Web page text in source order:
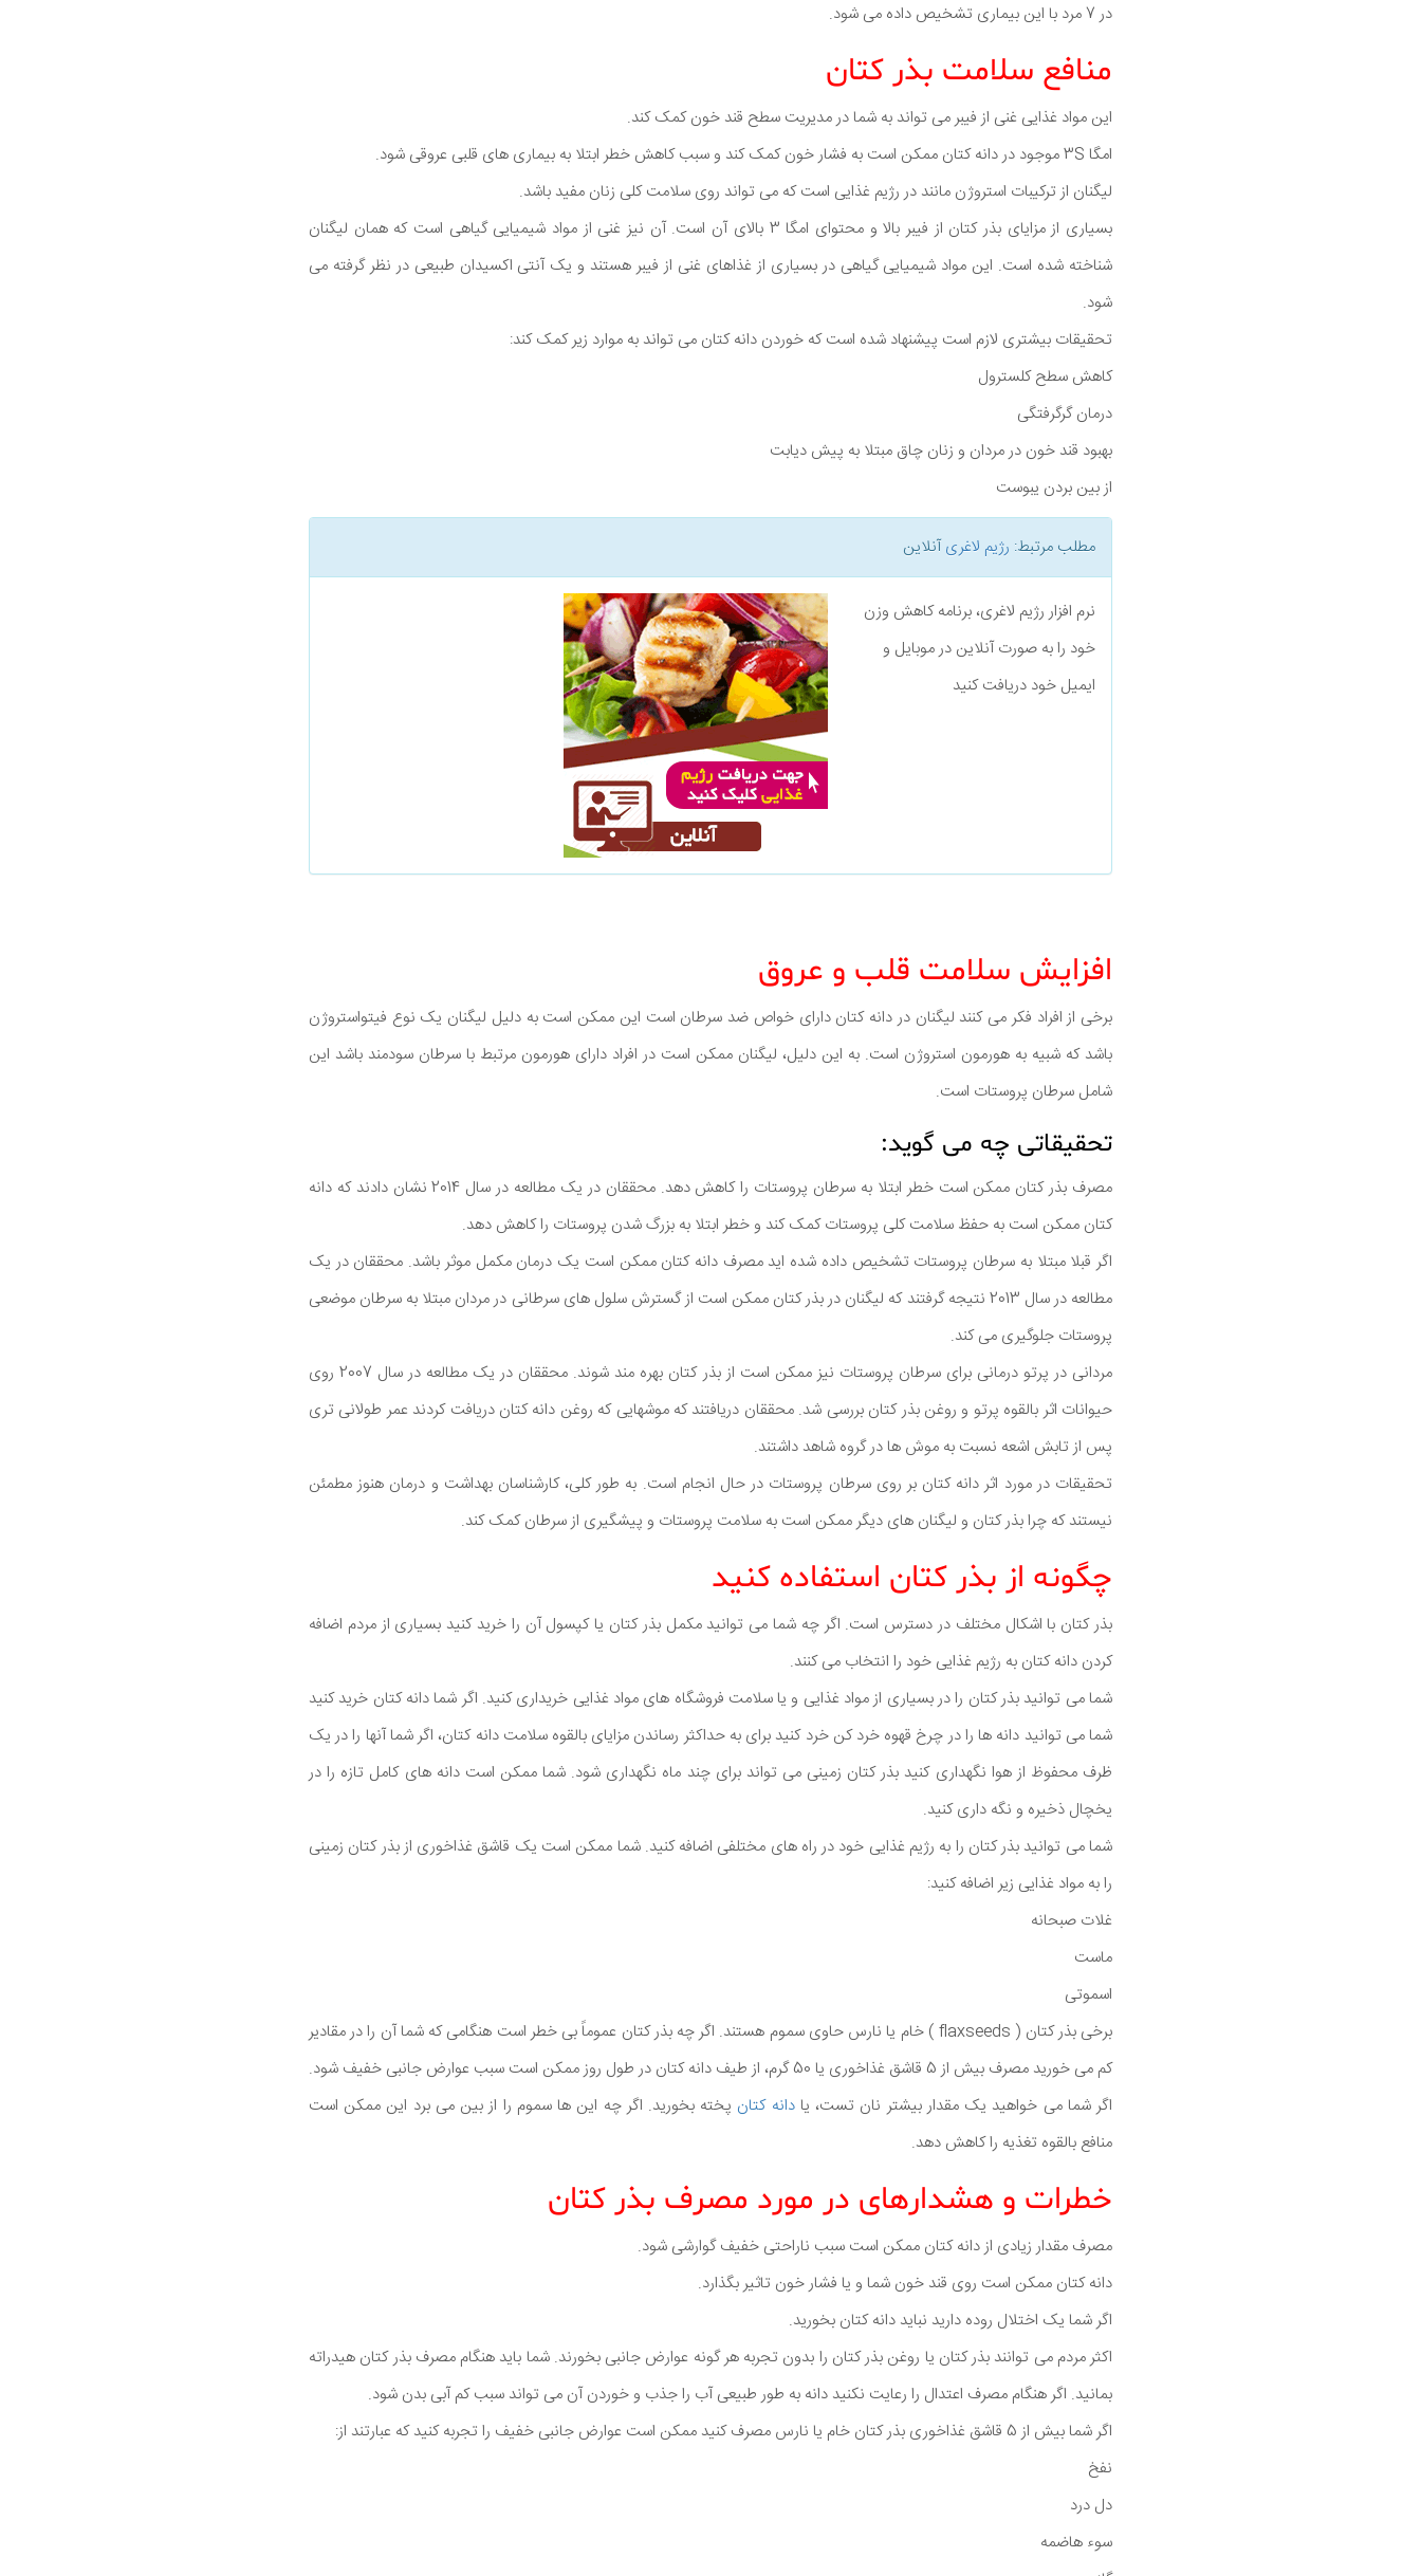
در 7 مرد با این بیماری تشخیص داده می شود.
منافع سلامت بذر کتان
این مواد غذایی غنی از فیبر می تواند به شما در مدیریت سطح قند خون کمک کند.
امگا 3S موجود در دانه کتان ممکن است به فشار خون کمک کند و سبب کاهش خطر ابتلا به بیماری های قلبی عروقی شود.
لیگنان از ترکیبات استروژن مانند در رژیم غذایی است که می تواند روی سلامت کلی زنان مفید باشد.
بسیاری از مزایای بذر کتان از فیبر بالا و محتوای امگا 3 بالای آن است. آن نیز غنی از مواد شیمیایی گیاهی است که همان لیگنان
شناخته شده است. این مواد شیمیایی گیاهی در بسیاری از غذاهای غنی از فیبر هستند و یک آنتی اکسیدان طبیعی در نظر گرفته می
شود.
تحقیقات بیشتری لازم است پیشنهاد شده است که خوردن دانه کتان می تواند به موارد زیر کمک کند:
کاهش سطح کلسترول
درمان گرگرفتگی
بهبود قند خون در مردان و زنان چاق مبتلا به پیش دیابت
از بین بردن یبوست
مطلب مرتبط: رژیم لاغریآنلاین
نرم افزار رژیم لاغری، برنامه کاهش وزن
خود را به صورت آنلاین در موبایل و
ایمیل خود دریافت کنید
افزایش سلامت قلب و عروق
برخی از افراد فکر می کنند لیگنان در دانه کتان دارای خواص ضد سرطان است این ممکن است به دلیل لیگنان یک نوع فیتواستروژن
باشد که شبیه به هورمون استروژن است. به این دلیل، لیگنان ممکن است در افراد دارای هورمون مرتبط با سرطان سودمند باشد این
شامل سرطان پروستات است.
تحقیقاتی چه می گوید:
مصرف بذر کتان ممکن است خطر ابتلا به سرطان پروستات را کاهش دهد. محققان در یک مطالعه در سال 2014 نشان دادند که دانه
کتان ممکن است به حفظ سلامت کلی پروستات کمک کند و خطر ابتلا به بزرگ شدن پروستات را کاهش دهد.
اگر قبلا مبتلا به سرطان پروستات تشخیص داده شده اید مصرف دانه کتان ممکن است یک درمان مکمل موثر باشد. محققان در یک
مطالعه در سال 2013 نتیجه گرفتند که لیگنان در بذر کتان ممکن است از گسترش سلول های سرطانی در مردان مبتلا به سرطان موضعی
پروستات جلوگیری می کند.
مردانی در پرتو درمانی برای سرطان پروستات نیز ممکن است از بذر کتان بهره مند شوند. محققان در یک مطالعه در سال 2007 روی
حیوانات اثر بالقوه پرتو و روغن بذر کتان بررسی شد. محققان دریافتند که موشهایی که روغن دانه کتان دریافت کردند عمر طولانی تری
پس از تابش اشعه نسبت به موش ها در گروه شاهد داشتند.
تحقیقات در مورد اثر دانه کتان بر روی سرطان پروستات در حال انجام است. به طور کلی، کارشناسان بهداشت و درمان هنوز مطمئن
نیستند که چرا بذر کتان و لیگنان های دیگر ممکن است به سلامت پروستات و پیشگیری از سرطان کمک کند.
چگونه از بذر کتان استفاده کنید
بذر کتان با اشکال مختلف در دسترس است. اگر چه شما می توانید مکمل بذر کتان یا کپسول آن را خرید کنید بسیاری از مردم اضافه
کردن دانه کتان به رژیم غذایی خود را انتخاب می کنند.
شما می توانید بذر کتان را در بسیاری از مواد غذایی و یا سلامت فروشگاه های مواد غذایی خریداری کنید. اگر شما دانه کتان خرید کنید
شما می توانید دانه ها را در چرخ قهوه خرد کن خرد کنید برای به حداکثر رساندن مزایای بالقوه سلامت دانه کتان، اگر شما آنها را در یک
ظرف محفوظ از هوا نگهداری کنید بذر کتان زمینی می تواند برای چند ماه نگهداری شود. شما ممکن است دانه های کامل تازه را در
یخچال ذخیره و نگه داری کنید.
شما می توانید بذر کتان را به رژیم غذایی خود در راه های مختلفی اضافه کنید. شما ممکن است یک قاشق غذاخوری از بذر کتان زمینی
را به مواد غذایی زیر اضافه کنید:
غلات صبحانه
ماست
اسموتی
برخی بذر کتان ( flaxseeds ) خام یا نارس حاوی سموم هستند. اگر چه بذر کتان عموماً بی خطر است هنگامی که شما آن را در مقادیر
کم می خورید مصرف بیش از 5 قاشق غذاخوری یا 50 گرم، از طیف دانه کتان در طول روز ممکن است سبب عوارض جانبی خفیف شود.
اگر شما می خواهید یک مقدار بیشتر نان تست، یادانه کتان پخته بخورید. اگر چه این ها سموم را از بین می برد این ممکن است
منافع بالقوه تغذیه را کاهش دهد.
خطرات و هشدارهای در مورد مصرف بذر کتان
مصرف مقدار زیادی از دانه کتان ممکن است سبب ناراحتی خفیف گوارشی شود.
دانه کتان ممکن است روی قند خون شما و یا فشار خون تاثیر بگذارد.
اگر شما یک اختلال روده دارید نباید دانه کتان بخورید.
اکثر مردم می توانند بذر کتان یا روغن بذر کتان را بدون تجربه هر گونه عوارض جانبی بخورند. شما باید هنگام مصرف بذر کتان هیدراته
بمانید. اگر هنگام مصرف اعتدال را رعایت نکنید دانه به طور طبیعی آب را جذب و خوردن آن می تواند سبب کم آبی بدن شود.
اگر شما بیش از 5 قاشق غذاخوری بذر کتان خام یا نارس مصرف کنید ممکن است عوارض جانبی خفیف را تجربه کنید که عبارتند از:
نفخ
دل درد
سوء هاضمه